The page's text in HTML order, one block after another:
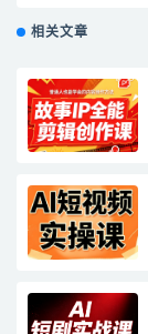
相关文章